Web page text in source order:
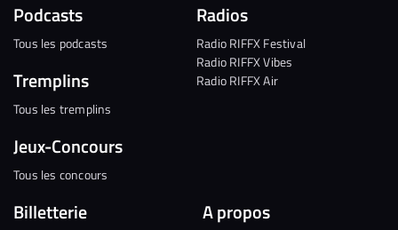
Podcasts
Tous les podcasts
Tremplins
Tous les tremplins
Jeux-Concours
Tous les concours
Radios
Radio RIFFX Festival
Radio RIFFX Vibes
Radio RIFFX Air
Billetterie A propos